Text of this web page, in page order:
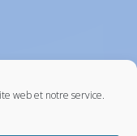
web et notre service.